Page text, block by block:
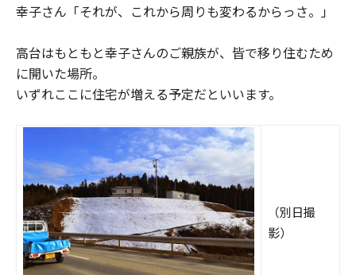
幸子さん「それが、これから周りも変わるからっさ。」
高台はもともと幸子さんのご親族が、皆で移り住むため
に開いた場所。
いずれここに住宅が増える予定だといいます。
（別日撮
影）